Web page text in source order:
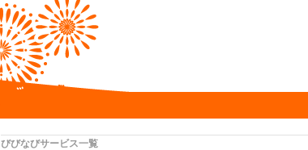
びびなびサービス一覧